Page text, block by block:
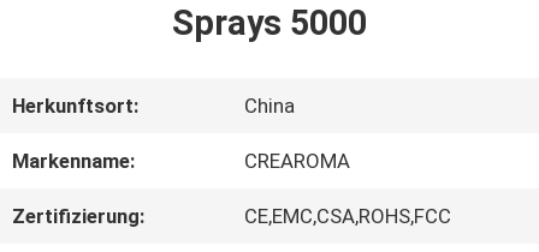
Sprays 5000
Herkunftsort: China
Markenname: CREAROMA
Zertifizierung: CE,EMC,CSA,ROHS,FCC